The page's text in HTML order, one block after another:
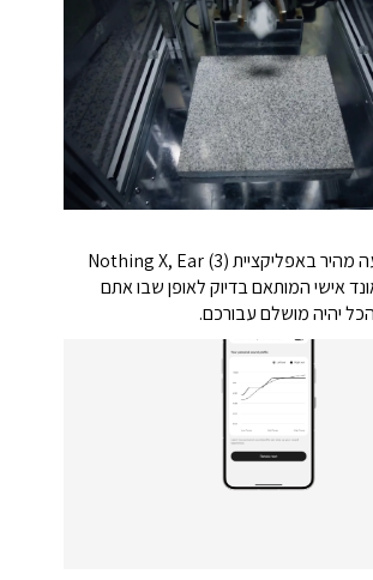
עם ניתוח שמיעה מהיר באפליקציית Nothing X, Ear (3)
אישי המותאם בדיוק לאופן שבו אתם
יהיה מושלם עבורכם.